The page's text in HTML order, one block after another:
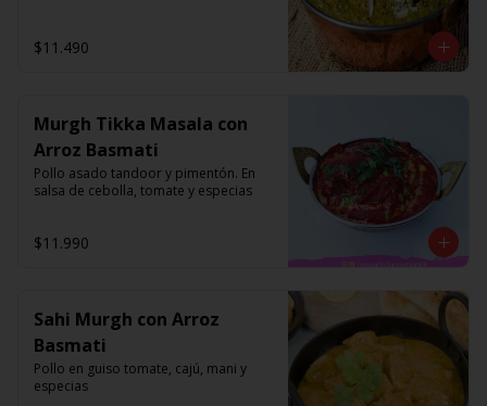
$11.490
Murgh Tikka Masala con
Arroz Basmati
Pollo asado tandoor y pimentón. En
salsa de cebolla, tomate y especias
$11.990
Sahi Murgh con Arroz
Basmati
Pollo en guiso tomate, cajú, mani y
especias